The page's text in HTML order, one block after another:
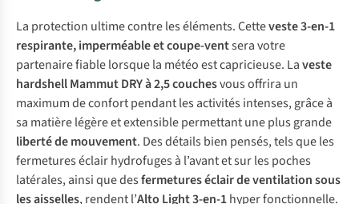
La protection ultime contre les éléments. Cetteveste 3-en-1
respirante, imperméable et coupe-ventsera votre
partenaire fiable lorsque la météo est capricieuse. Laveste
hardshell Mammut DRY à 2,5 couchesvous offrira un
maximum de confort pendant les activités intenses, grâce à
sa matière légère et extensible permettant une plus grande
liberté de mouvement. Des détails bien pensés, tels que les
fermetures éclair hydrofuges à l’avant et sur les poches
latérales, ainsi que desfermetures éclair de ventilation sous
les aisselles, rendent l’Alto Light 3-en-1hyper fonctionnelle.